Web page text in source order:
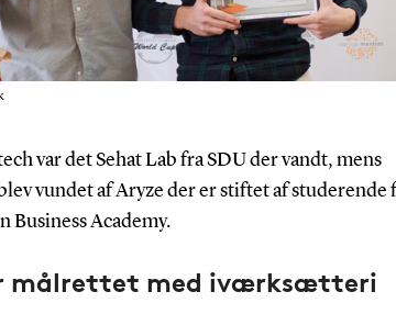
var det Sehat Lab fra SDU der vandt, mens
vundet af Aryze der er stiftet af studerende
Business Academy.
målrettet med iværksætteri